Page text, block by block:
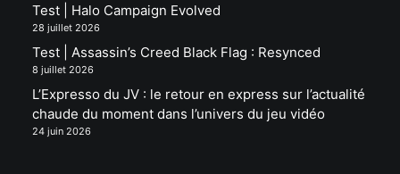
Test | Halo Campaign Evolved
28 juillet 2026
Test | Assassin’s Creed Black Flag : Resynced
8 juillet 2026
L’Expresso du JV : le retour en express sur l’actualité
chaude du moment dans l’univers du jeu vidéo
24 juin 2026